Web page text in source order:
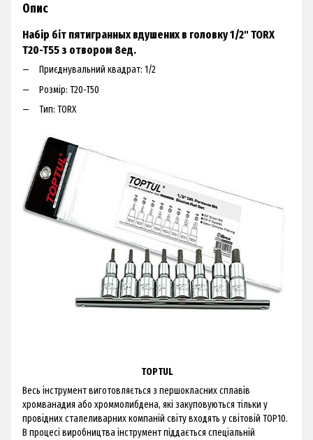
Опис
Набір біт пятигранных вдушених в головку 1/2" TORX
T20-T55 з отвором 8ед.
Приєднувальний квадрат: 1/2
Розмір: T20-T50
Тип: TORX
TOPTUL
Весь інструмент виготовляється з першокласних сплавів
хромванадия або хроммолибдена, які закуповуються тільки у
провідних сталеливарних компаній світу входять у світовій ТОР10.
В процесі виробництва інструмент піддається спеціальній